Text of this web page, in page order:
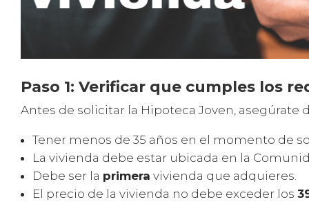
Paso 1: Verificar que cumples los
Antes de solicitar la Hipoteca Joven,
Tener menos de 35 años en el momento de
La vivienda debe estar ubicada en la
Debe ser la primera vivienda que adquieres.
El precio de la vivienda no debe exceder los